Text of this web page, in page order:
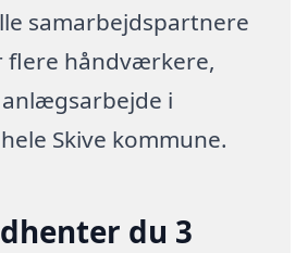
samarbejdspartnere
flere håndværkere,
i
Skive kommune.
du 3